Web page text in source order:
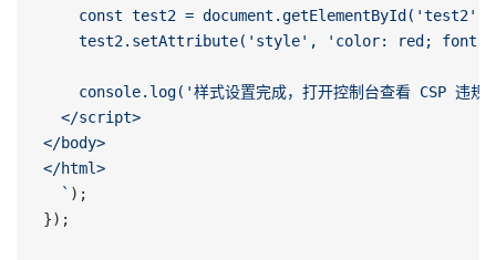
    const test2 = document.getElementById('test2');
test2.setAttribute('style', 'color: red; font-
console.log('样式设置完成，打开控制台查看 CSP 违规
  </script>
</body>
</html>
  `
);
});